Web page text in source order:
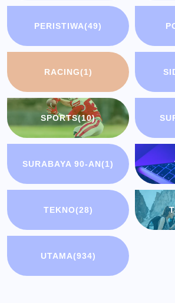
PERISTIWA(49)
RACING(1)
SPORTS(10)
SURABAYA 90-AN(1)
TEKNO(28)
UTAMA(934)